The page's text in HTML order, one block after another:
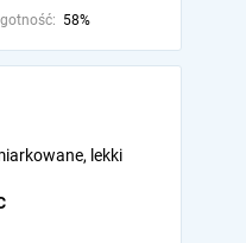
58%
lekki